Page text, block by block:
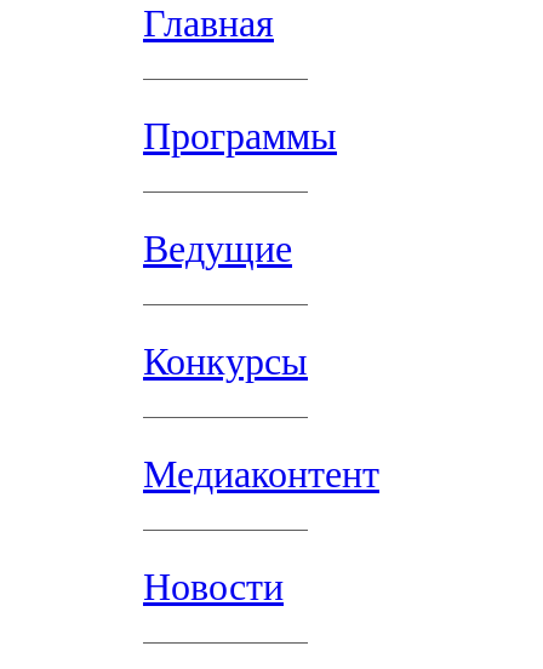
Главная
Программы
Ведущие
Конкурсы
Медиаконтент
Новости